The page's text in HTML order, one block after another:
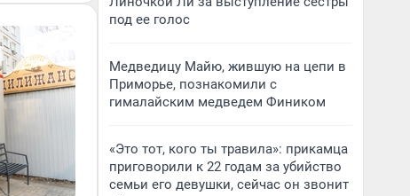
под ее голос
Медведицу Майю, жившую на цепи в
Приморье, познакомили с
гималайским медведем Фиником
«Это тот, кого ты травила»: прикамца
приговорили к 22 годам за убийство
семьи его девушки, сейчас он звонит